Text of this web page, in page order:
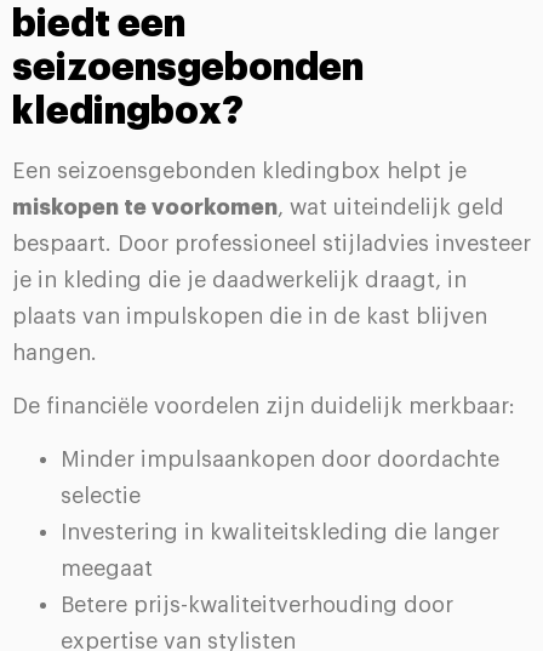
biedt een
seizoensgebonden
kledingbox?
Een seizoensgebonden kledingbox helpt je
miskopen te voorkomen , wat uiteindelijk geld
bespaart. Door professioneel stijladvies investeer
je in kleding die je daadwerkelijk draagt, in
plaats van impulskopen die in de kast blijven
hangen.
De financiële voordelen zijn duidelijk merkbaar:
Minder impulsaankopen door doordachte
selectie
Investering in kwaliteitskleding die langer
meegaat
Betere prijs-kwaliteitverhouding door
expertise van stylisten